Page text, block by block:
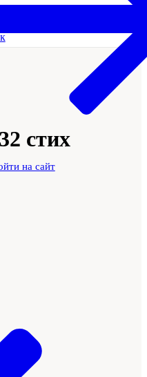
на сайт
стих